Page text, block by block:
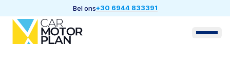
Bel ons+30 6944 833391